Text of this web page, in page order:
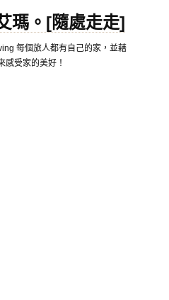
瑪。[隨處走走]
每個旅人都有自己的家，並藉
感受家的美好！